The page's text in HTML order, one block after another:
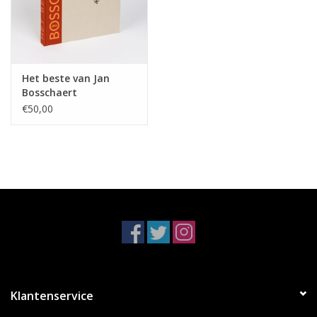
gekoppeld aan vormen van eenzaamheid of isolatie, veelal
gecompenseerd met humor.
Om deze publicatie te steunen worden 60 limited editions
aangeboden aan verzamelaars.
connects the viewer with Karel Fonteyne in a delicate and
Het beste van Jan
Bosschaert
€50,00
Klantenservice